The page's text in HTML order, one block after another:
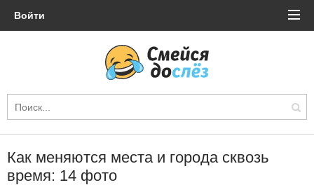
Войти
Как меняются места и города сквозь
время: 14 фото